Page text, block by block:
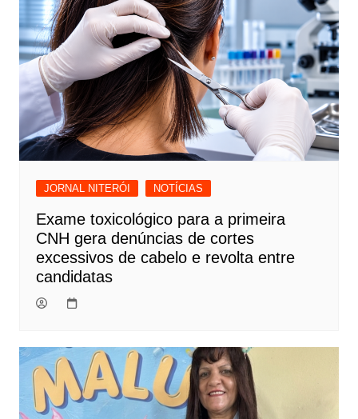
JORNAL NITERÓI NOTÍCIAS
Exame toxicológico para a primeira
CNH gera denúncias de cortes
excessivos de cabelo e revolta entre
candidatas